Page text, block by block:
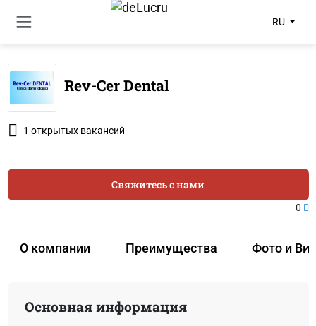
RU
Rev-Cer Dental
1 открытых вакансий
О компании Преимущества Фото и
Свяжитесь с нами
0
Основная информация